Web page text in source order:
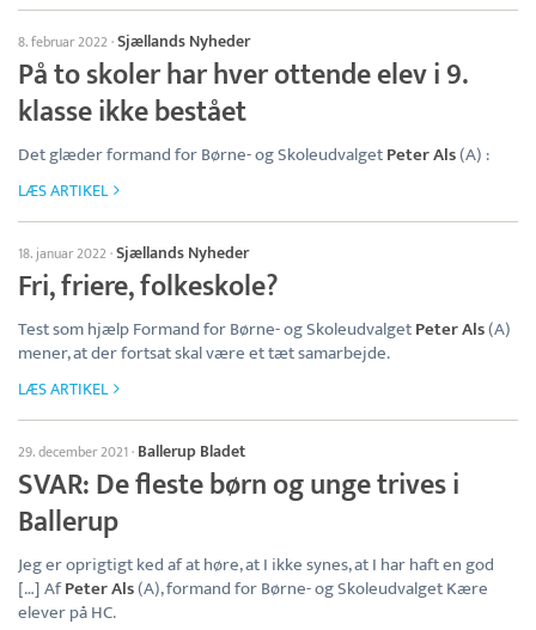
8. februar 2022·Sjællands Nyheder
På to skoler har hver ottende elev i 9.
klasse ikke bestået
Det glæder formand for Børne- og SkoleudvalgetPeter Als(A) :
LÆS ARTIKEL
18. januar 2022·Sjællands Nyheder
Fri, friere, folkeskole?
Test som hjælp Formand for Børne- og SkoleudvalgetPeter Als(A)
mener, at der fortsat skal være et tæt samarbejde.
LÆS ARTIKEL
29. december 2021· Ballerup Bladet
SVAR: De fleste børn og unge trives i
Ballerup
Jeg er oprigtigt ked af at høre, at I ikke synes, at I har haft en god
[…] AfPeter Als(A), formand for Børne- og Skoleudvalget Kære
elever på HC.